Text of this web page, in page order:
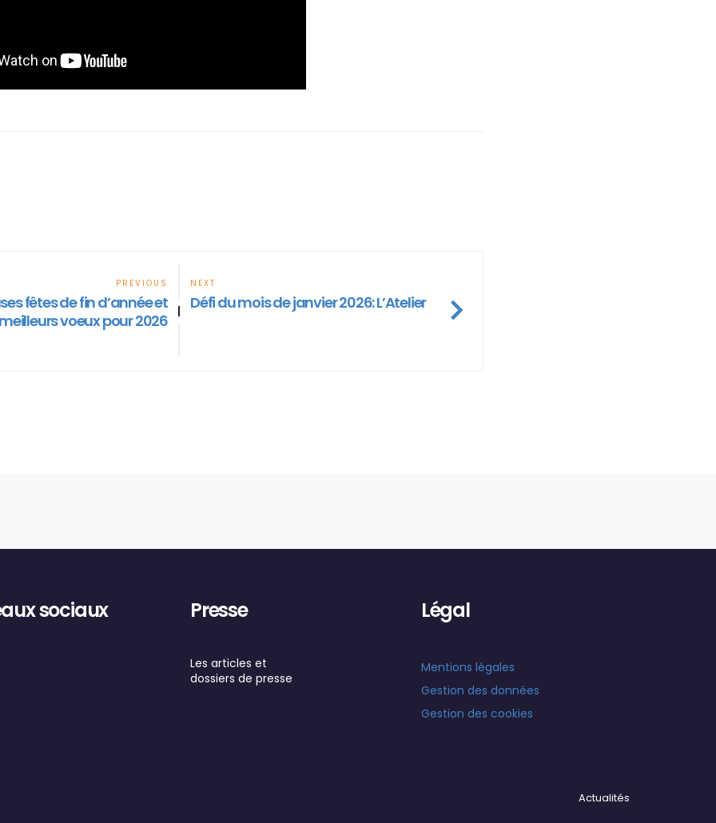
|
PREVIOUS
fêtes de fin d’année et
meilleurs voeux pour 2026
NEXT
Défi du mois de janvier 2026: L’Atelier
sociaux Presse
Les articles et
dossiers de presse
Légal
Mentions légales
Gestion des données
Gestion des cookies
Actualités